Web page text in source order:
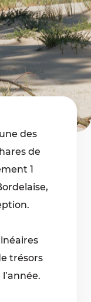
des
de
1
trésors